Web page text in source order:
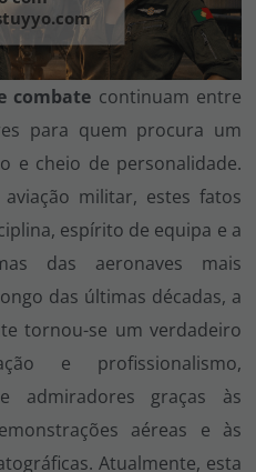
esperando por você.
CONTA
combate continuam entre
para quem procura um
e cheio de personalidade.
militar, estes fatos
espírito de equipa e a
das aeronaves mais
das últimas décadas, a
tornou-se um verdadeiro
e profissionalismo,
admiradores graças às
aéreas e às
Atualmente, esta